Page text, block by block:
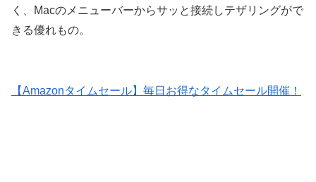
く、Macのメニューバーからサッと接続しテザリングがで
きる優れもの。
【Amazonタイムセール】毎日お得なタイムセール開催！